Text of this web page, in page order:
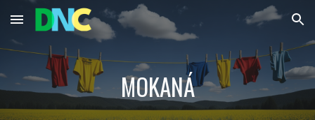
Skip to main content Skip to navigation
MOKANÁ